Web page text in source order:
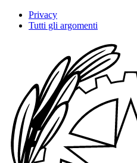
Privacy
Tutti gli argomenti